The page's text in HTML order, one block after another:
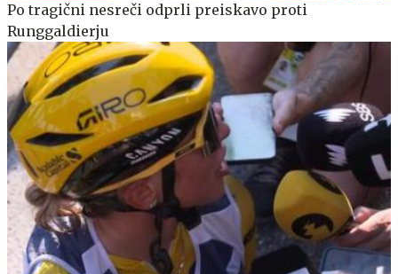
Po tragični nesreči odprli preiskavo proti
Runggaldierju